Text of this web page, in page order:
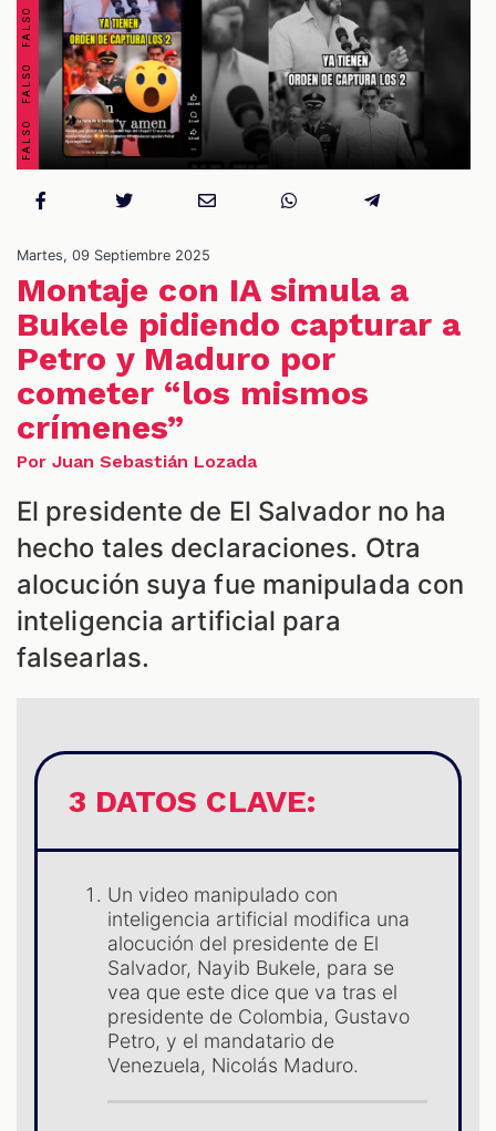
Martes, 09 Septiembre 2025
Montaje con IA simula a
Bukele pidiendo capturar a
Petro y Maduro por
cometer “los mismos
crímenes”
Por Juan Sebastián Lozada
El presidente de El Salvador no ha
hecho tales declaraciones. Otra
alocución suya fue manipulada con
inteligencia artificial para
falsearlas.
3 DATOS CLAVE:
Un video manipulado con
inteligencia artificial modifica una
alocución del presidente de El
Salvador, Nayib Bukele, para se
vea que este dice que va tras el
presidente de Colombia, Gustavo
Petro, y el mandatario de
Venezuela, Nicolás Maduro.